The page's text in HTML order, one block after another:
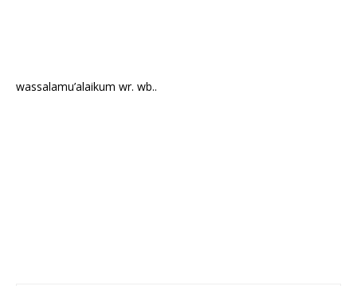
wassalamu’alaikum wr. wb..